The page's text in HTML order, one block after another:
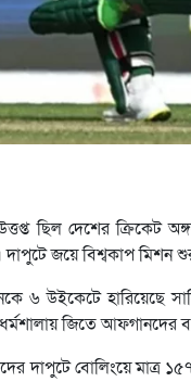
ছিল দেশের ক্রিকেট
দাপুটে জয়ে বিশ্বকাপ
৬ উইকেটে
জিতে আফগানদের
দাপুটে বোলিংয়ে মাত্র